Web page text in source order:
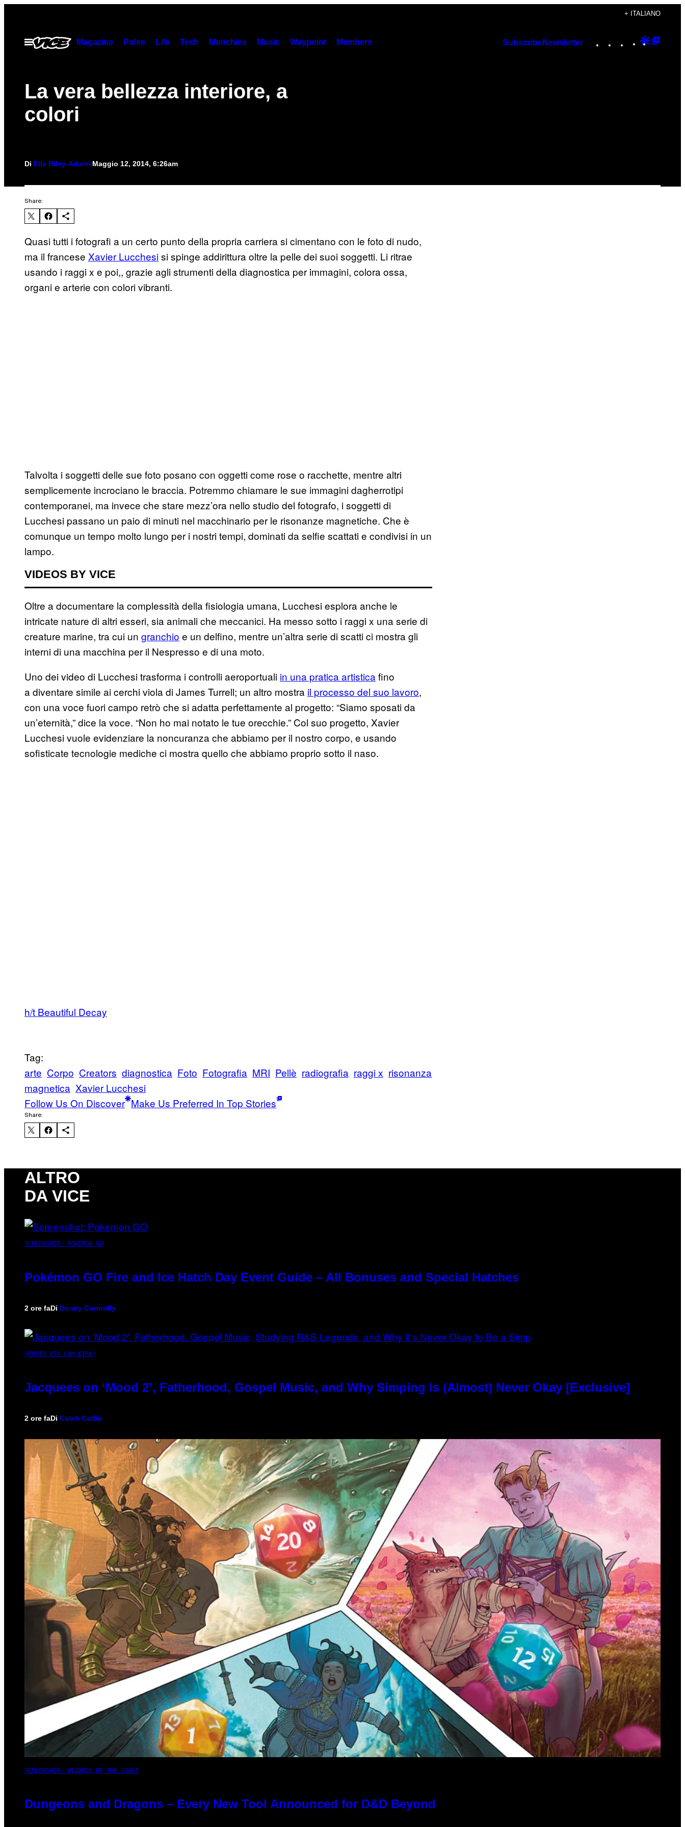
contenuto
+ ITALIANO
Apri
Magazine Pulse Life Tech Munchies Music Waypoint Members SubscribeNewsletter Instagram
TikTok
YouTube
Google
La vera bellezza interiore, a
colori
Di Ella Riley-AdamsMaggio 12, 2014, 6:26am
Share:
Quasi tutti i fotografi a un certo punto della propria carriera si cimentano con le foto di nudo,
ma il francese Xavier Lucchesisi spinge addirittura oltre la pelle dei suoi soggetti. Li ritrae
usando i raggi x e poi,, grazie agli strumenti della diagnostica per immagini, colora ossa,
organi e arterie con colori vibranti.
Talvolta i soggetti delle sue foto posano con oggetti come rose o racchette, mentre altri
semplicemente incrociano le braccia. Potremmo chiamare le sue immagini dagherrotipi
contemporanei, ma invece che stare mezz’ora nello studio del fotografo, i soggetti di
Lucchesi passano un paio di minuti nel macchinario per le risonanze magnetiche. Che è
comunque un tempo molto lungo per i nostri tempi, dominati da selfie scattati e condivisi in un
lampo.
VIDEOS BY VICE
Oltre a documentare la complessità della fisiologia umana, Lucchesi esplora anche le
intricate nature di altri esseri, sia animali che meccanici. Ha messo sotto i raggi x una serie di
creature marine, tra cui un granchio e un delfino, mentre un’altra serie di scatti ci mostra gli
interni di una macchina per il Nespresso e di una moto.
Uno dei video di Lucchesi trasforma i controlli aeroportuali in una pratica artistica fino
a diventare simile ai cerchi viola di James Turrell; un altro mostra il processo del suo lavoro,
con una voce fuori campo retrò che si adatta perfettamente al progetto: “Siamo sposati da
un’eternità,” dice la voce. “Non ho mai notato le tue orecchie.” Col suo progetto, Xavier
Lucchesi vuole evidenziare la noncuranza che abbiamo per il nostro corpo, e usando
sofisticate tecnologie mediche ci mostra quello che abbiamo proprio sotto il naso.
h/t Beautiful Decay
Tag:
arte Corpo Creators diagnostica Foto Fotografia MRI Pellè radiografia raggi x risonanza
magnetica Xavier Lucchesi
Follow Us On Discover Make Us Preferred In Top Stories
Share:
ALTRO
DA VICE
SCREENSHOT: POKEMON GO
Pokémon GO Fire and Ice Hatch Day Event Guide – All Bonuses and Special Hatches
2 ore faDi Denny Connolly
(PHOTO VIA CAM KIRK)
Jacquees on ‘Mood 2’, Fatherhood, Gospel Music, and Why Simping Is (Almost) Never Okay [Exclusive]
2 ore faDi Caleb Catlin
SCREENSHOT: WIZARDS OF THE COAST
Dungeons and Dragons – Every New Tool Announced for D&D Beyond